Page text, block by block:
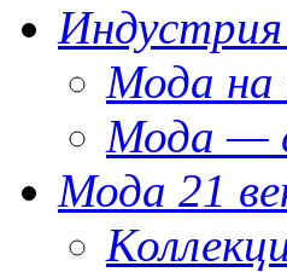
Мода на
Мода —
Мода 21